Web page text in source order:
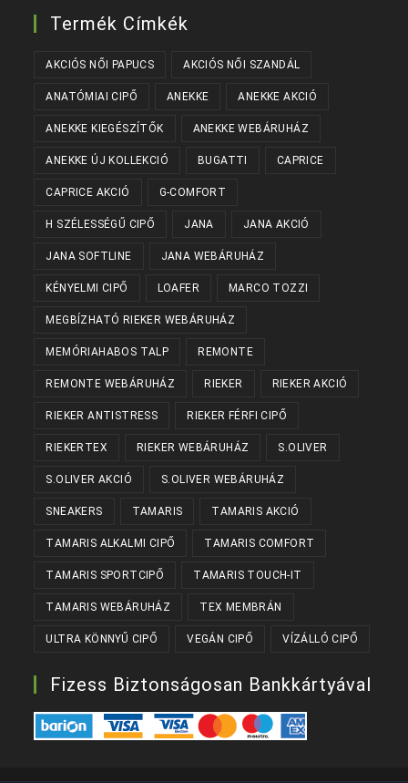
Termék Címkék
AKCIÓS NŐI PAPUCS AKCIÓS NŐI SZANDÁL
ANATÓMIAI CIPŐ ANEKKE ANEKKE AKCIÓ
ANEKKE KIEGÉSZÍTŐK ANEKKE WEBÁRUHÁZ
ANEKKE ÚJ KOLLEKCIÓ BUGATTI CAPRICE
CAPRICE AKCIÓ G-COMFORT
H SZÉLESSÉGŰ CIPŐ JANA JANA AKCIÓ
JANA SOFTLINE JANA WEBÁRUHÁZ
KÉNYELMI CIPŐ LOAFER MARCO TOZZI
MEGBÍZHATÓ RIEKER WEBÁRUHÁZ
MEMÓRIAHABOS TALP REMONTE
REMONTE WEBÁRUHÁZ RIEKER RIEKER AKCIÓ
RIEKER ANTISTRESS RIEKER FÉRFI CIPŐ
RIEKERTEX RIEKER WEBÁRUHÁZ S.OLIVER
S.OLIVER AKCIÓ S.OLIVER WEBÁRUHÁZ
SNEAKERS TAMARIS TAMARIS AKCIÓ
TAMARIS ALKALMI CIPŐ TAMARIS COMFORT
TAMARIS SPORTCIPŐ TAMARIS TOUCH-IT
TAMARIS WEBÁRUHÁZ TEX MEMBRÁN
ULTRA KÖNNYŰ CIPŐ VEGÁN CIPŐ VÍZÁLLÓ CIPŐ
Fizess Biztonságosan Bankkártyával